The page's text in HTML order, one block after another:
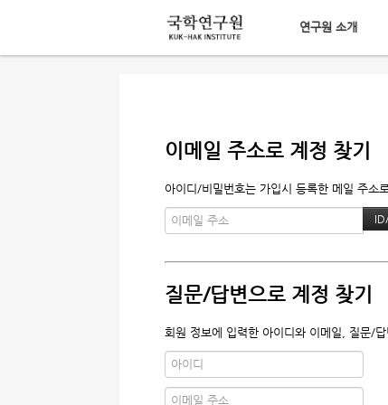
메뉴 건너뛰기
연구원 소개
이메일 주소로 계정 찾기
아이디/비밀번호는 가입시 등록한 메일 주소
질문/답변으로 계정 찾기
회원 정보에 입력한 아이디와 이메일, 질문/